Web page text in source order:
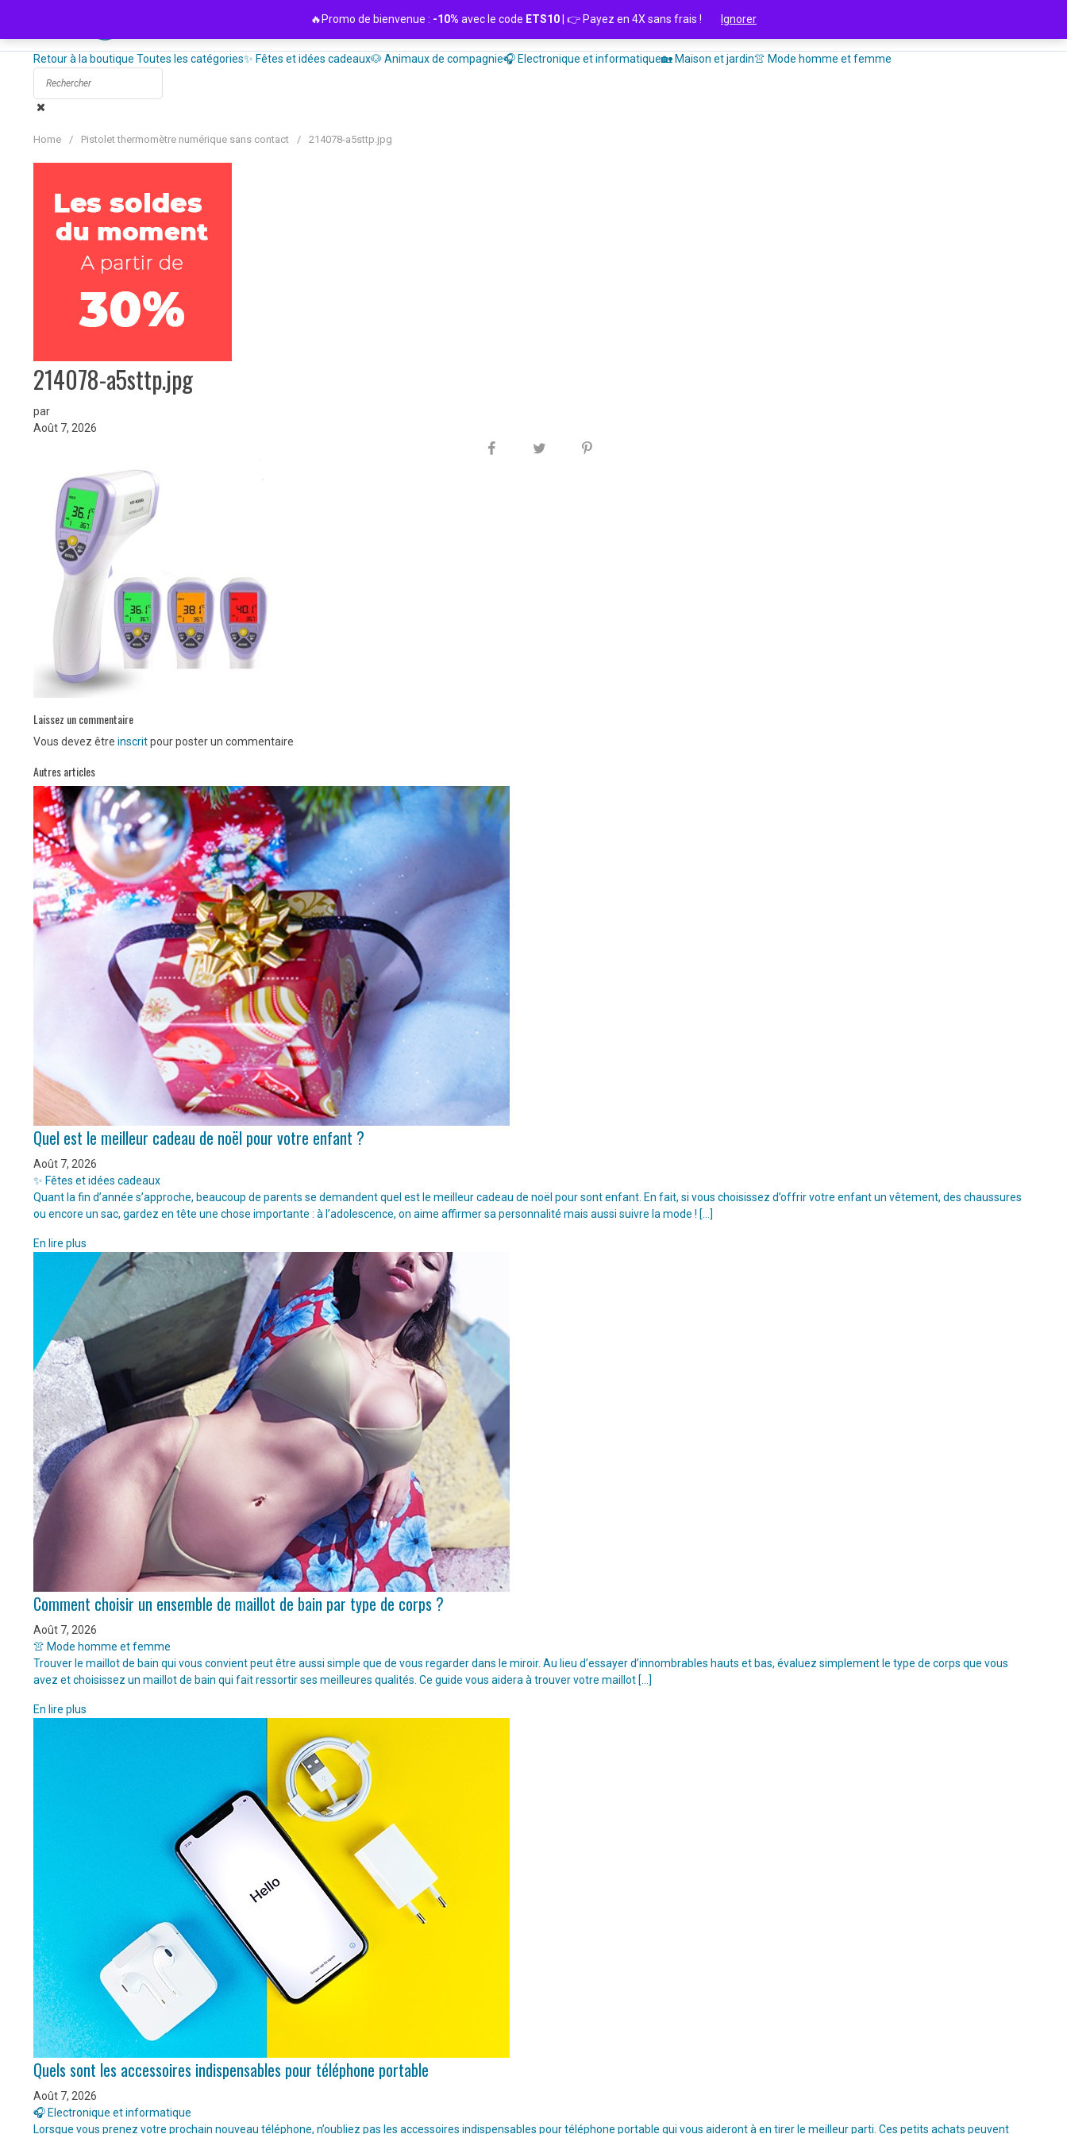
contenu
Retour à la boutique Toutes les catégories✨ Fêtes et idées cadeaux🐶 Animaux de compagnie🎧 Electronique et informatique🏡 Maison et jardin👚 Mode homme et femme
Home / Pistolet thermomètre numérique sans contact / 214078-a5sttp.jpg
214078-a5sttp.jpg
par
Août 7, 2026
Laissez un commentaire
Vous devez être inscritpour poster un commentaire
Autres articles
Quel est le meilleur cadeau de noël pour votre enfant ?
Août 7, 2026
✨ Fêtes et idées cadeaux
Quant la fin d’année s’approche, beaucoup de parents se demandent quel est le meilleur cadeau de noël pour sont enfant. En fait, si vous choisissez d’offrir votre enfant un vêtement, des chaussures
ou encore un sac, gardez en tête une chose importante : à l’adolescence, on aime affirmer sa personnalité mais aussi suivre la mode ! […]
En lire plus
Comment choisir un ensemble de maillot de bain par type de corps ?
Août 7, 2026
👚 Mode homme et femme
Trouver le maillot de bain qui vous convient peut être aussi simple que de vous regarder dans le miroir. Au lieu d’essayer d’innombrables hauts et bas, évaluez simplement le type de corps que vous
avez et choisissez un maillot de bain qui fait ressortir ses meilleures qualités. Ce guide vous aidera à trouver votre maillot […]
En lire plus
Quels sont les accessoires indispensables pour téléphone portable
Août 7, 2026
🎧 Electronique et informatique
Lorsque vous prenez votre prochain nouveau téléphone, n’oubliez pas les accessoires indispensables pour téléphone portable qui vous aideront à en tirer le meilleur parti. Ces petits achats peuvent
🔥Promo de bienvenue : -10% avec le code ETS10 | 👉 Payez en 4X sans frais ! Ignorer